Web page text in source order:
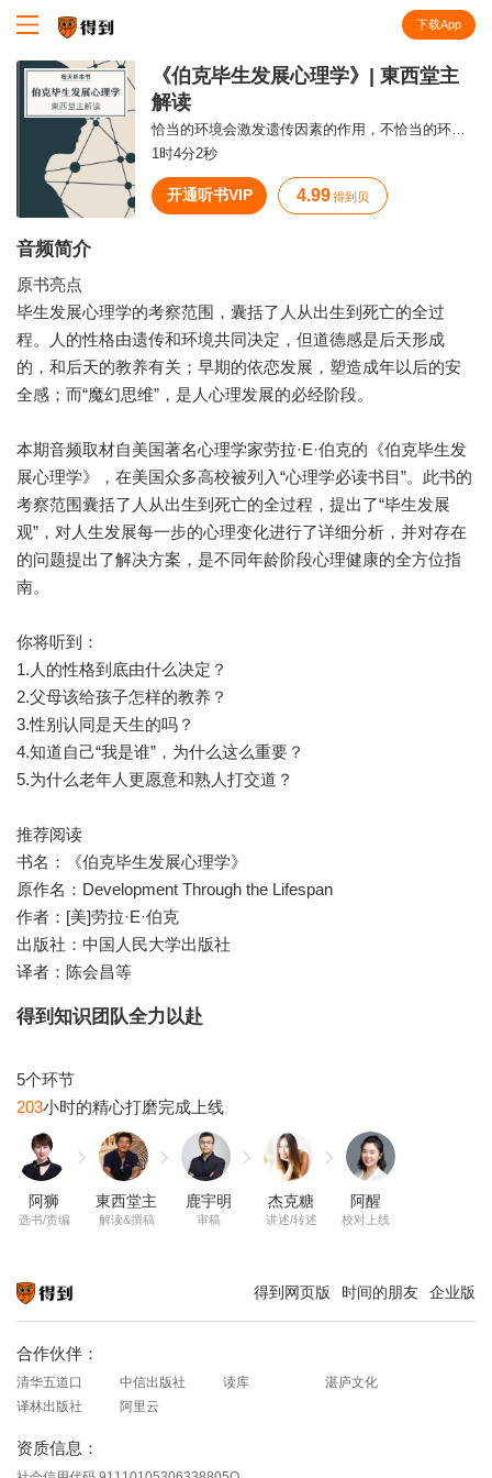
下载App
《伯克毕生发展心理学》| 東西堂主
解读
恰当的环境会激发遗传因素的作用，不恰当的环境则会限制遗传因素的作用。
1时4分2秒
开通听书VIP 4.99 得到贝
音频简介
原书亮点
毕生发展心理学的考察范围，囊括了人从出生到死亡的全过
程。人的性格由遗传和环境共同决定，但道德感是后天形成
的，和后天的教养有关；早期的依恋发展，塑造成年以后的安
全感；而“魔幻思维”，是人心理发展的必经阶段。
本期音频取材自美国著名心理学家劳拉·E·伯克的《伯克毕生发
展心理学》，在美国众多高校被列入“心理学必读书目”。此书的
考察范围囊括了人从出生到死亡的全过程，提出了“毕生发展
观”，对人生发展每一步的心理变化进行了详细分析，并对存在
的问题提出了解决方案，是不同年龄阶段心理健康的全方位指
南。
你将听到：
1.人的性格到底由什么决定？
2.父母该给孩子怎样的教养？
3.性别认同是天生的吗？
4.知道自己“我是谁”，为什么这么重要？
5.为什么老年人更愿意和熟人打交道？
推荐阅读
书名：《伯克毕生发展心理学》
原作名：Development Through the Lifespan
作者：[美]劳拉·E·伯克
出版社：中国人民大学出版社
译者：陈会昌等
得到知识团队全力以赴
203
阿狮
选书/责编
東西堂主
解读&撰稿
鹿宇明
审稿
杰克糖
讲述/转述
阿醒
校对上线
得到网页版 时间的朋友 企业版
合作伙伴：
清华五道口 中信出版社 读库
湛庐文化
译林出版社
阿里云
资质信息：